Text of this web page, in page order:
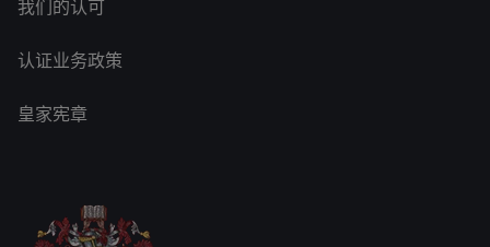
我们的认可
认证业务政策
皇家宪章